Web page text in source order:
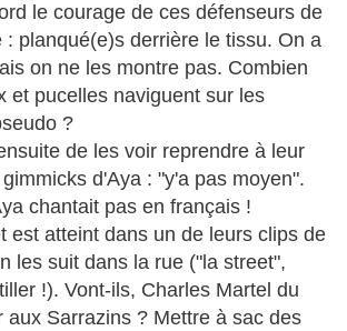
le courage de ces défenseurs de
: planqué(e)s derrière le tissu. On a
on ne les montre pas. Combien
et pucelles naviguent sur les
?
de les voir reprendre à leur
d'Aya : "y'a pas moyen".
chantait pas en français !
est atteint dans un de leurs clips de
les suit dans la rue ("la street",
!). Vont-ils, Charles Martel du
aux Sarrazins ? Mettre à sac des